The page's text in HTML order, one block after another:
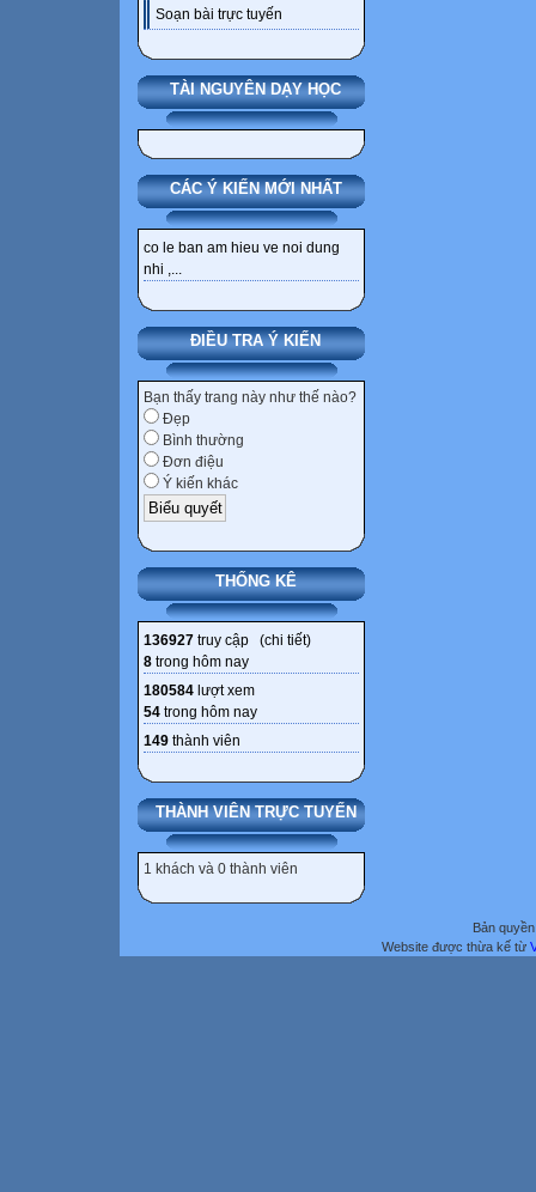
Soạn bài trực tuyến
TÀI NGUYÊN DẠY HỌC
CÁC Ý KIẾN MỚI NHẤT
co le ban am hieu ve noi dung
nhi ,...
ĐIỀU TRA Ý KIẾN
Bạn thấy trang này như thế nào?
Đẹp
Bình thường
Đơn điệu
Ý kiến khác
THỐNG KÊ
136927 truy cập (chi tiết)
8 trong hôm nay
180584 lượt xem
54 trong hôm nay
149 thành viên
THÀNH VIÊN TRỰC TUYẾN
1 khách và 0 thành viên
Bản
Website được thừa kế từ